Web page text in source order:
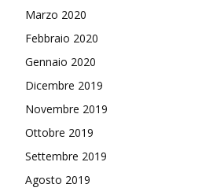
Marzo 2020
Febbraio 2020
Gennaio 2020
Dicembre 2019
Novembre 2019
Ottobre 2019
Settembre 2019
Agosto 2019